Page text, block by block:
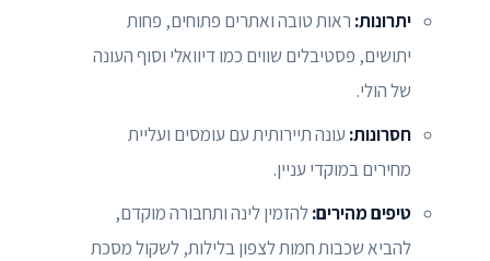
יתרונות: ראות טובה ואתרים פתוחים, פחות
יתושים, פסטיבלים שווים כמו דיוואלי וסוף העונה
של הולי.
חסרונות: עונה תיירותית עם עומסים ועליית
מחירים במוקדי עניין.
טיפים מהירים:להזמין לינה ותחבורה מוקדם,
להביא שכבות חמות לצפון בלילות, לשקול מסכת